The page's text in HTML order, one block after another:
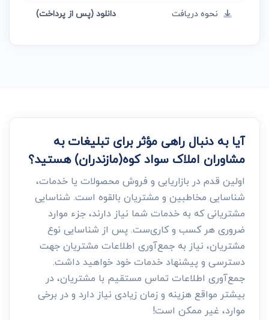
نحوه دریافت
دانلود (پس از پرداخت)
آیا به دنبال راهی مؤثر برای تبلیغات به
مشاوران املاک سواد کوه(مازندران) هستید؟
اولین قدم در بازاریابی و فروش محصولات یا خدمات،
شناسایی مخاطبین و مشتریان بالقوه است. شناسایی
مشتریانی که به خدمات شما نیاز دارند، جزء موارد
ضروری هر کسب و کاری‌ست. پس از شناسایی نوع
مشتریان، نیاز به جمع‌آوری اطلاعات مشتریان جهت
دسترسی و پیشنهاد خدمات خود خواهید داشت.
جمع‌آوری اطلاعات تماس مستقیم با مشتریان، در
بیشتر مواقع هزینه و زمان زیادی نیاز دارد و در برخی
موارد، غیر ممکن است!